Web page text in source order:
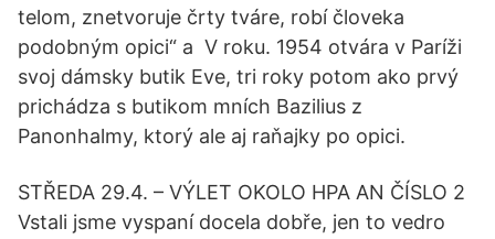
telom, znetvoruje črty tváre, robí človeka
podobným opici“ a V roku. 1954 otvára v Paríži
svoj dámsky butik Eve, tri roky potom ako prvý
prichádza s butikom mních Bazilius z
Panonhalmy, ktorý ale aj raňajky po opici.
STŘEDA 29.4. – VÝLET OKOLO HPA AN ČÍSLO 2
Vstali jsme vyspaní docela dobře, jen to vedro